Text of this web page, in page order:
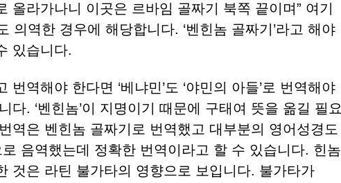
올라가나니 이곳은 르바임 골짜기 북쪽 끝이며” 여기
의역한 경우에 해당합니다. ‘벤힌놈 골짜기’라고 해야
있습니다.
번역해야 한다면 ‘베냐민’도 ‘야민의 아들’로 번역해야
다. ‘벤힌놈’이 지명이기 때문에 구태여 뜻을 옮길 필요
역은 벤힌놈 골짜기로 번역했고 대부분의 영어성경도
음역했는데 정확한 번역이라고 할 수 있습니다. 힌놈
것은 라틴 불가타의 영향으로 보입니다. 불가타가